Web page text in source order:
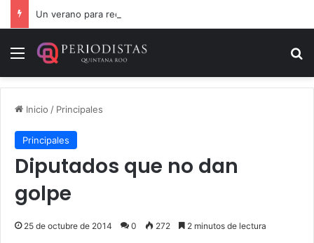
Menú
Inicio / Principales
Principales
Diputados que no dan
golpe
25 de octubre de 2014 0 272 2 minutos de lectura